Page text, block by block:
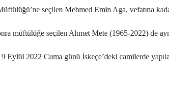
seçilen Mehmed Emin Aga, vefatına
müftülüğe seçilen Ahmet Mete (1965-2022) de
9 Eylül 2022 Cuma günü İskeçe’deki camilerde